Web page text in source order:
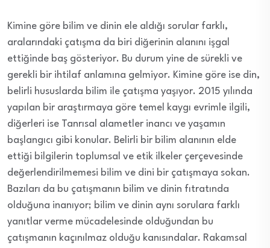
Kimine göre bilim ve dinin ele aldığı sorular farklı,
aralarındaki çatışma da biri diğerinin alanını işgal
ettiğinde baş gösteriyor. Bu durum yine de sürekli ve
gerekli bir ihtilaf anlamına gelmiyor. Kimine göre ise din,
belirli hususlarda bilim ile çatışma yaşıyor. 2015 yılında
yapılan bir araştırmaya göre temel kaygı evrimle ilgili,
diğerleri ise Tanrısal alametler inancı ve yaşamın
başlangıcı gibi konular. Belirli bir bilim alanının elde
ettiği bilgilerin toplumsal ve etik ilkeler çerçevesinde
değerlendirilmemesi bilim ve dini bir çatışmaya sokan.
Bazıları da bu çatışmanın bilim ve dinin fıtratında
olduğuna inanıyor; bilim ve dinin aynı sorulara farklı
yanıtlar verme mücadelesinde olduğundan bu
çatışmanın kaçınılmaz olduğu kanısındalar. Rakamsal